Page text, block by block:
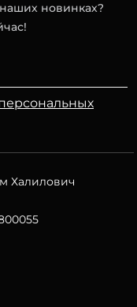
новинках?
Халилович